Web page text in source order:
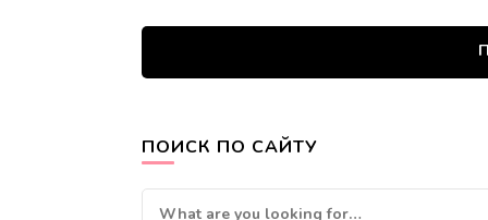
ПОИСК ПО САЙТУ
Looking